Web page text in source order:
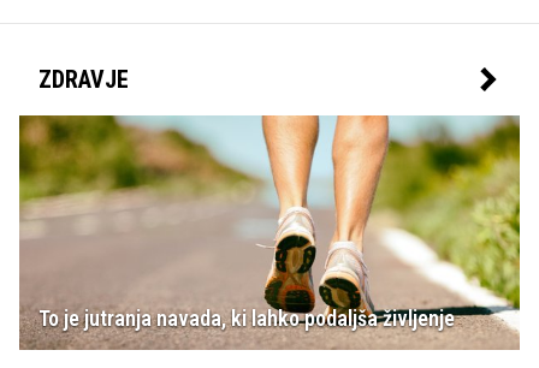
ZDRAVJE
To je jutranja navada, ki lahko podaljša življenje